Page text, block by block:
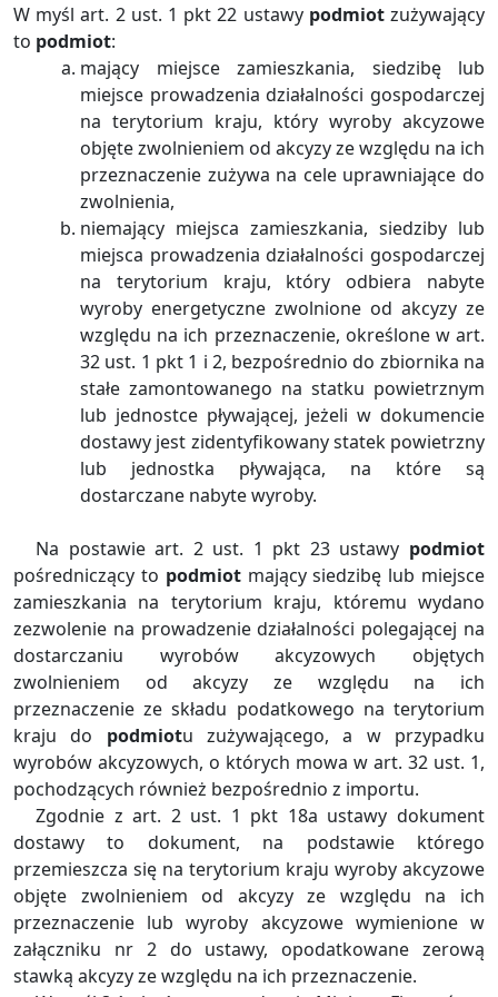
W myśl art. 2 ust. 1 pkt 22 ustawy podmiotzużywający
to podmiot:
mający miejsce zamieszkania, siedzibę lub
miejsce prowadzenia działalności gospodarczej
na terytorium kraju, który wyroby akcyzowe
objęte zwolnieniem od akcyzy ze względu na ich
przeznaczenie zużywa na cele uprawniające do
zwolnienia,
niemający miejsca zamieszkania, siedziby lub
miejsca prowadzenia działalności gospodarczej
na terytorium kraju, który odbiera nabyte
wyroby energetyczne zwolnione od akcyzy ze
względu na ich przeznaczenie, określone w art.
32 ust. 1 pkt 1 i 2, bezpośrednio do zbiornika na
stałe zamontowanego na statku powietrznym
lub jednostce pływającej, jeżeli w dokumencie
dostawy jest zidentyfikowany statek powietrzny
lub jednostka pływająca, na które są
dostarczane nabyte wyroby.
Na postawie art. 2 ust. 1 pkt 23 ustawy podmiot
pośredniczący to podmiotmający siedzibę lub miejsce
zamieszkania na terytorium kraju, któremu wydano
zezwolenie na prowadzenie działalności polegającej na
dostarczaniu wyrobów akcyzowych objętych
zwolnieniem od akcyzy ze względu na ich
przeznaczenie ze składu podatkowego na terytorium
kraju do podmiotu zużywającego, a w przypadku
wyrobów akcyzowych, o których mowa w art. 32 ust. 1,
pochodzących również bezpośrednio z importu.
Zgodnie z art. 2 ust. 1 pkt 18a ustawy dokument
dostawy to dokument, na podstawie którego
przemieszcza się na terytorium kraju wyroby akcyzowe
objęte zwolnieniem od akcyzy ze względu na ich
przeznaczenie lub wyroby akcyzowe wymienione w
załączniku nr 2 do ustawy, opodatkowane zerową
stawką akcyzy ze względu na ich przeznaczenie.